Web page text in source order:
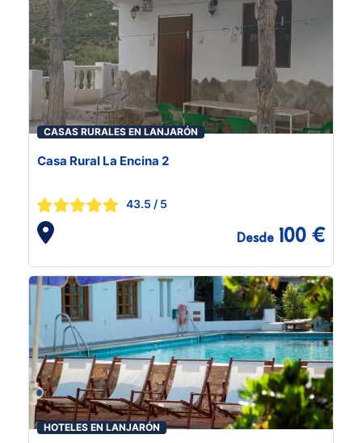
CASAS RURALES EN LANJARÓN
Casa Rural La Encina 2
43.5 / 5
Desde 100 €
HOTELES EN LANJARÓN